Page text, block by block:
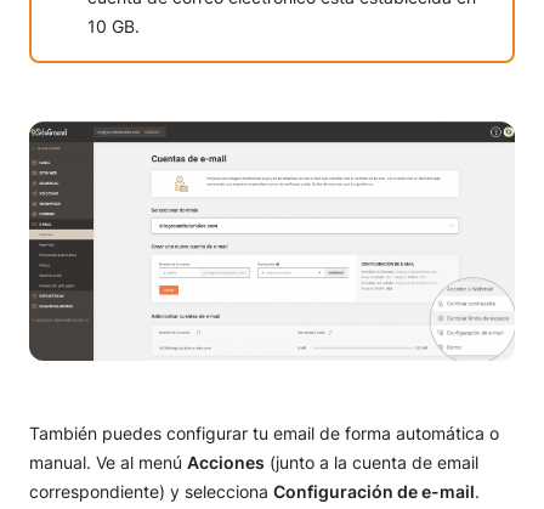
10 GB.
También puedes configurar tu email de forma automática o
manual. Ve al menú Acciones (junto a la cuenta de email
correspondiente) y selecciona Configuración de e-mail.